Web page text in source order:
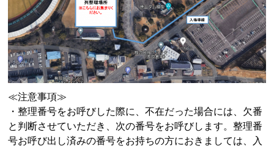
≪注意事項≫
・整理番号をお呼びした際に、不在だった場合には、欠番
と判断させていただき、次の番号をお呼びします。整理番
号お呼び出し済みの番号をお持ちの方におきましては、入